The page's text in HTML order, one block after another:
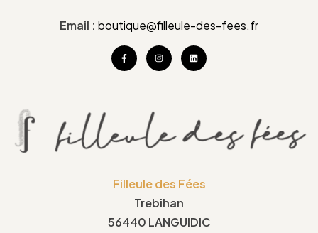
Email : boutique@filleule-des-fees.fr
Filleule des Fées
Trebihan
56440 LANGUIDIC